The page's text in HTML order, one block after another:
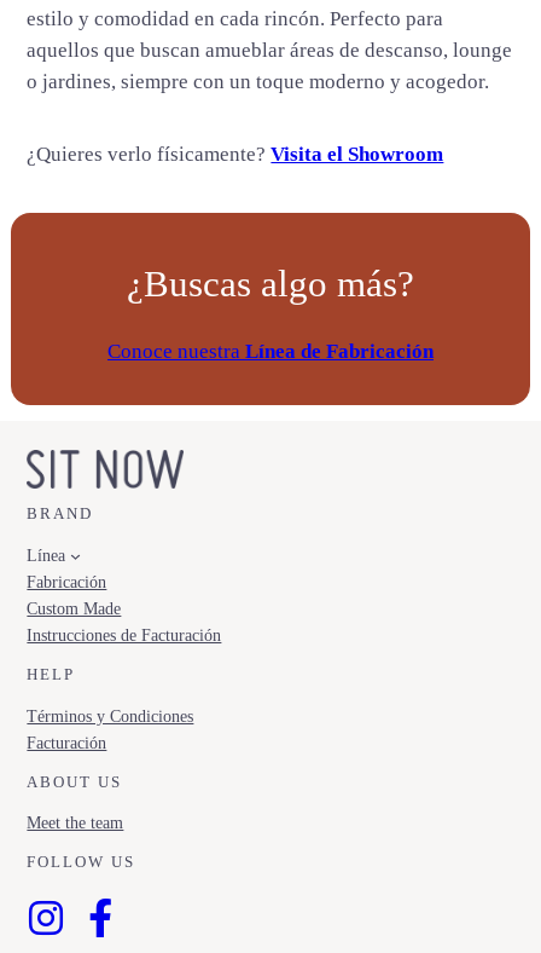
estilo y comodidad en cada rincón. Perfecto para
aquellos que buscan amueblar áreas de descanso, lounge
o jardines, siempre con un toque moderno y acogedor.
¿Quieres verlo físicamente?Visita el Showroom
¿Buscas algo más?
Conoce nuestra Línea de Fabricación
BRAND
Línea
Fabricación
Custom Made
Instrucciones de Facturación
HELP
Términos y Condiciones
Facturación
ABOUT US
Meet the team
FOLLOW US